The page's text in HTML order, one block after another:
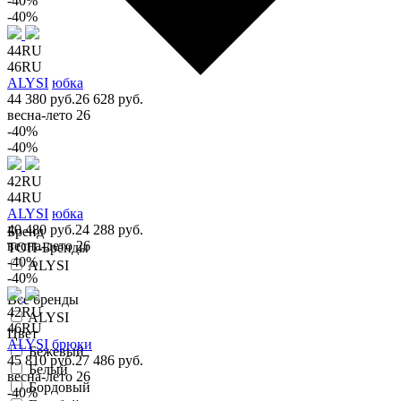
Бренд
ТОП-Бренды
ALYSI
Все бренды
ALYSI
Цвет
Бежевый
Белый
Бордовый
-40%
44RU
46RU
ALYSI юбка
44 380 руб.26 628 руб.
весна-лето 26
-40%
-40%
42RU
44RU
ALYSI юбка
40 480 руб.24 288 руб.
весна-лето 26
-40%
-40%
42RU
46RU
ALYSI брюки
45 810 руб.27 486 руб.
весна-лето 26
-40%